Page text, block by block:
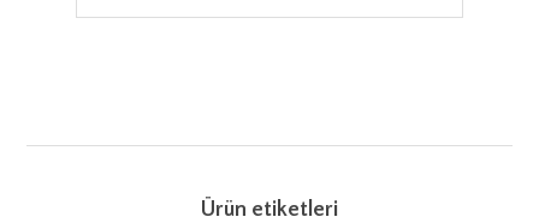
Ürün etiketleri